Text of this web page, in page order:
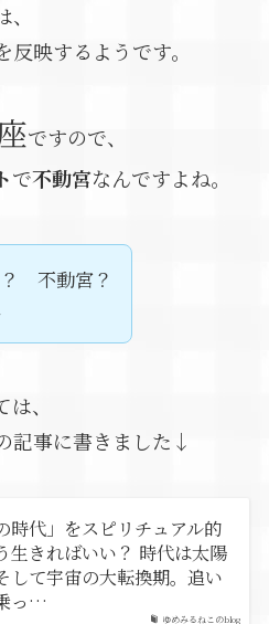
映するようです。
ですので、
で不動宮なんですよね。
不動宮？
、
記事に書きました↓
ゆめみるねこのblog
時代」をスピリチュアル的
生きればいい？ 時代は太陽
して宇宙の大転換期。追い
っ…